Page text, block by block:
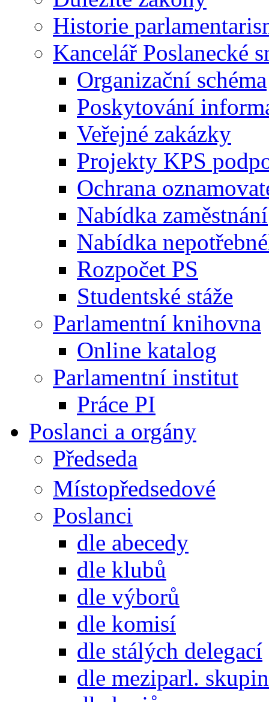
Historie
Kancelář Poslanecké
Organizační schéma
Poskytování
Veřejné zakázky
Projekty KPS
Ochrana
Nabídka zaměstnání
Nabídka
Rozpočet PS
Studentské stáže
Parlamentní knihovna
Online katalog
Parlamentní institut
Práce PI
Poslanci a orgány
Předseda
Místopředsedové
Poslanci
dle abecedy
dle klubů
dle výborů
dle komisí
dle stálých delegací
dle meziparl. skupin